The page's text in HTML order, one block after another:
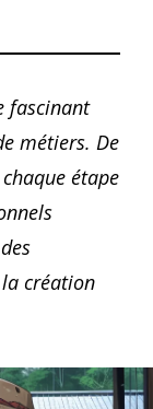
fascinant
métiers. De
étape
création